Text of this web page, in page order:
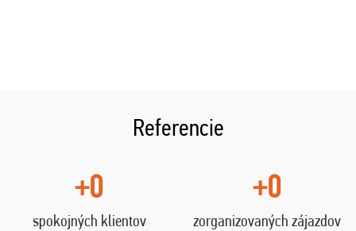
Referencie
+0
spokojných klientov
+0
zorganizovaných zájazdov